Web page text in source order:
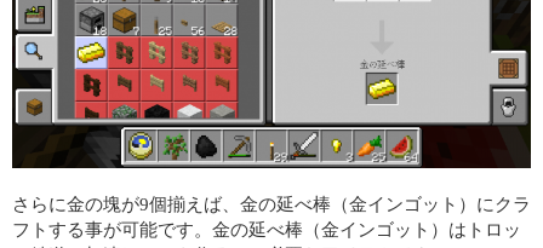
さらに金の塊が9個揃えば、金の延べ棒（金インゴット）にクラ
フトする事が可能です。金の延べ棒（金インゴット）はトロッ